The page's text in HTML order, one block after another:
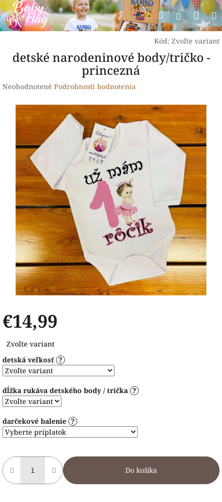
Prejsť
na
obsah
Hľadať
Kód: Zvoľte variant
detské narodeninové body/tričko -
princezná
Priemerné
produktu
hviezdičiek.
Neohodnotené Podrobnosti hodnotenia
€14,99
cena:
Zvoľte variant
detská veľkosť ?
dĺžka rukáva detského body / trička ?
darčekové balenie ?
Do košíka